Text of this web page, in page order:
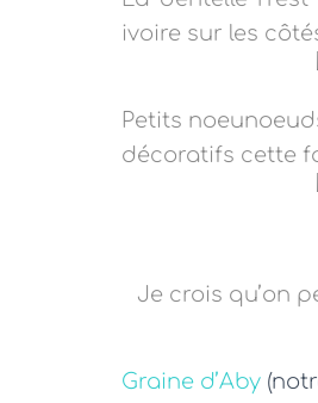
ivoire sur les
Petits
décoratifs cette
Je crois qu’on
Graine d’Aby